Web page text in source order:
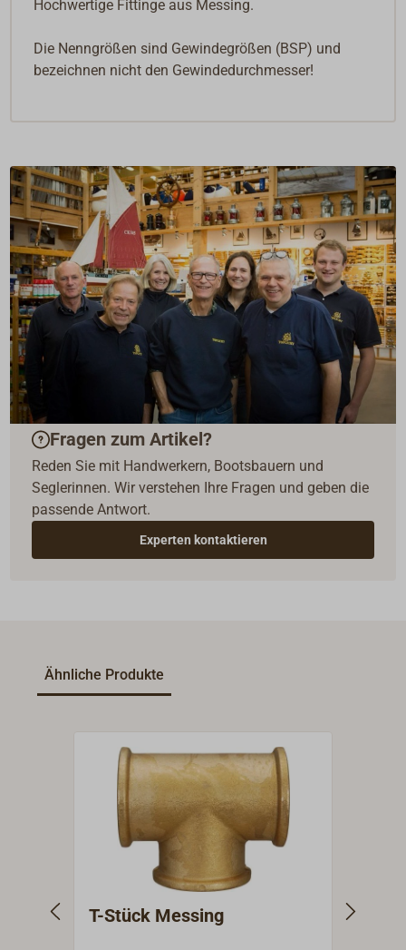
Hochwertige Fittinge aus Messing.
Die Nenngrößen sind Gewindegrößen (BSP) und
bezeichnen nicht den Gewindedurchmesser!
Fragen zum Artikel?
Reden Sie mit Handwerkern, Bootsbauern und
Seglerinnen. Wir verstehen Ihre Fragen und geben die
passende Antwort.
Experten kontaktieren
Ähnliche Produkte
T-Stück Messing